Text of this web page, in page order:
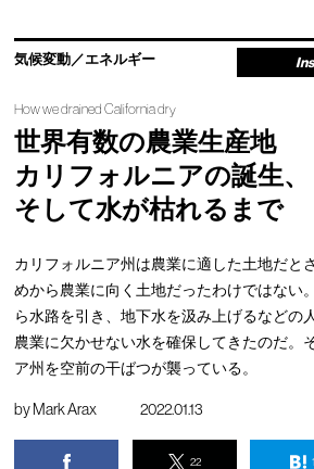
気候変動／エネルギー
How we drained California dry
世界有数の農業生産地
カリフォルニアの誕生、
そして水が枯れるまで
カリフォルニア州は農業に適した土地だと
めから農業に向く土地だったわけではない
ら水路を引き、地下水を汲み上げるなどの
農業に欠かせない水を確保してきたのだ。
ア州を空前の干ばつが襲っている。
byMark Arax 2022.01.13
22 1